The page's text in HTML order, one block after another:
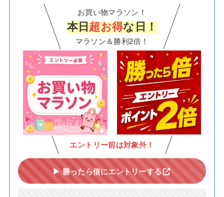
お買い物マラソン！
本日超お得な日！
マラソン＆勝利2倍！
エントリー前は対象外！
▶ 勝ったら倍にエントリーする